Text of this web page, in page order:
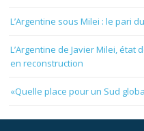
L’Argentine sous Milei : le pari
L’Argentine de Javier Milei, état
en reconstruction
«Quelle place pour un Sud